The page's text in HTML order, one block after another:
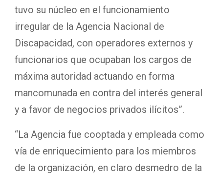
tuvo su núcleo en el funcionamiento
irregular de la Agencia Nacional de
Discapacidad, con operadores externos y
funcionarios que ocupaban los cargos de
máxima autoridad actuando en forma
mancomunada en contra del interés general
y a favor de negocios privados ilícitos”.
“La Agencia fue cooptada y empleada como
vía de enriquecimiento para los miembros
de la organización, en claro desmedro de la